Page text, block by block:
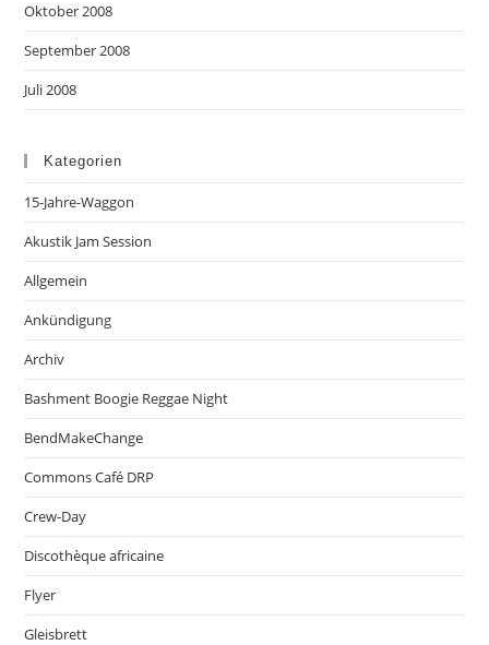
Oktober 2008
September 2008
Juli 2008
Kategorien
15-Jahre-Waggon
Akustik Jam Session
Allgemein
Ankündigung
Archiv
Bashment Boogie Reggae Night
BendMakeChange
Commons Café DRP
Crew-Day
Discothèque africaine
Flyer
Gleisbrett